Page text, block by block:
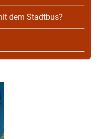
dem Stadtbus?